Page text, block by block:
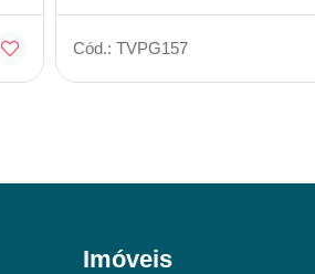
Cód.: TVPG157
Imóveis